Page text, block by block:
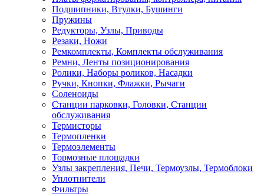
Подшипники, Втулки, Бушинги
Пружины
Редукторы, Узлы, Приводы
Резаки, Ножи
Ремкомплекты, Комплекты обслуживания
Ремни, Ленты позиционирования
Ролики, Наборы роликов, Насадки
Ручки, Кнопки, Флажки, Рычаги
Соленоиды
Станции парковки, Головки, Станции
обслуживания
Термисторы
Термопленки
Термоэлементы
Тормозные площадки
Узлы закрепления, Печи, Термоузлы, Термоблоки
Уплотнители
Фильтры